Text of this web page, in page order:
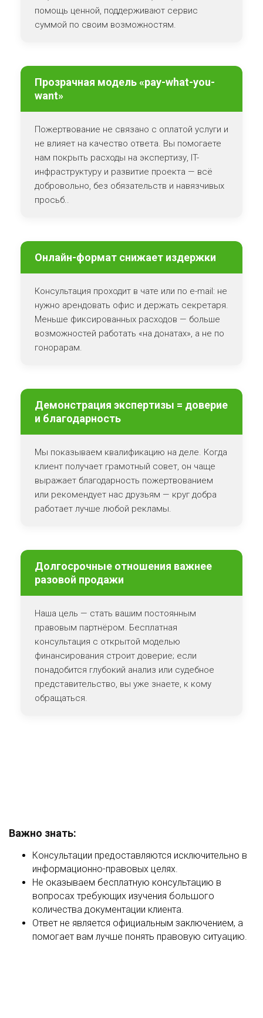
помощь ценной, поддерживают сервис
суммой по своим возможностям.
Прозрачная модель «pay-what-you-
want»
Пожертвование не связано с оплатой услуги и
не влияет на качество ответа. Вы помогаете
нам покрыть расходы на экспертизу, IT-
инфраструктуру и развитие проекта — всё
добровольно, без обязательств и навязчивых
просьб..
Онлайн-формат снижает издержки
Консультация проходит в чате или по e-mail: не
нужно арендовать офис и держать секретаря.
Меньше фиксированных расходов — больше
возможностей работать «на донатах», а не по
гонорарам.
Демонстрация экспертизы = доверие
и благодарность
Мы показываем квалификацию на деле. Когда
клиент получает грамотный совет, он чаще
выражает благодарность пожертвованием
или рекомендует нас друзьям — круг добра
работает лучше любой рекламы.
Долгосрочные отношения важнее
разовой продажи
Наша цель — стать вашим постоянным
правовым партнёром. Бесплатная
консультация с открытой моделью
финансирования строит доверие; если
понадобится глубокий анализ или судебное
представительство, вы уже знаете, к кому
обращаться.
Важно знать:
Консультации предоставляются исключительно в
информационно-правовых целях.
Не оказываем бесплатную консультацию в
вопросах требующих изучения большого
количества документации клиента.
Ответ не является официальным заключением, а
помогает вам лучше понять правовую ситуацию.